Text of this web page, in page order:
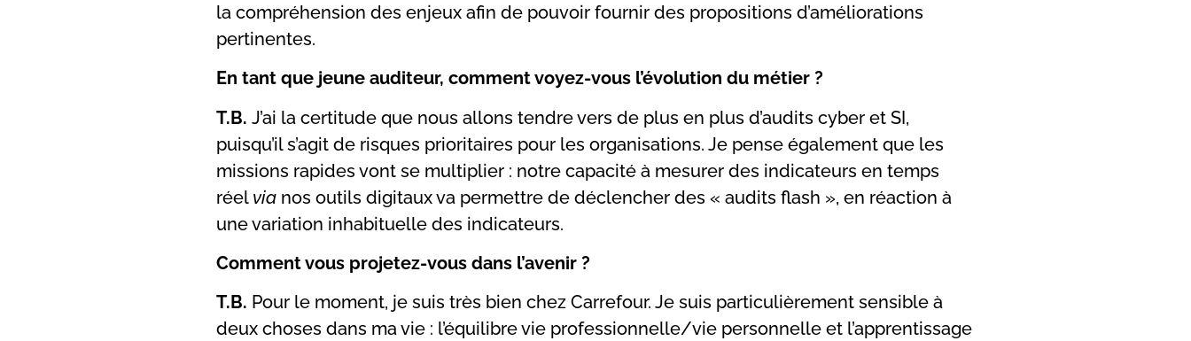
la compréhension des enjeux afin de pouvoir fournir des propositions d’améliorations
pertinentes.
En tant que jeune auditeur, comment voyez-vous l’évolution du métier ?
T.B. J’ai la certitude que nous allons tendre vers de plus en plus d’audits cyber et SI,
puisqu’il s’agit de risques prioritaires pour les organisations. Je pense également que les
missions rapides vont se multiplier : notre capacité à mesurer des indicateurs en temps
réel via nos outils digitaux va permettre de déclencher des « audits flash », en réaction à
une variation inhabituelle des indicateurs.
Comment vous projetez-vous dans l’avenir ?
T.B. Pour le moment, je suis très bien chez Carrefour. Je suis particulièrement sensible à
deux choses dans ma vie : l’équilibre vie professionnelle/vie personnelle et l’apprentissage